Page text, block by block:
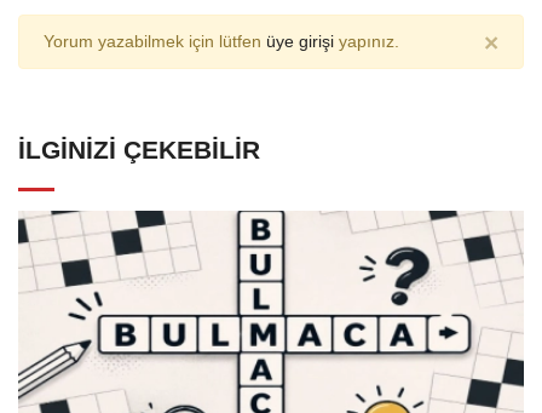
Yorum yazabilmek için lütfen üye girişi yapınız. ×
İLGINIZI ÇEKEBILIR